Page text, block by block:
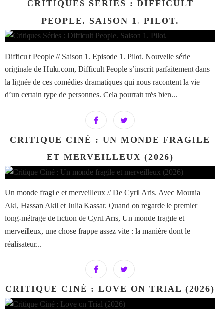
CRITIQUES SÉRIES : DIFFICULT
PEOPLE. SAISON 1. PILOT.
Difficult People // Saison 1. Episode 1. Pilot. Nouvelle série
originale de Hulu.com, Difficult People s’inscrit parfaitement dans
la lignée de ces comédies dramatiques qui nous racontent la vie
d’un certain type de personnes. Cela pourrait très bien...
CRITIQUE CINÉ : UN MONDE FRAGILE
ET MERVEILLEUX (2026)
Un monde fragile et merveilleux // De Cyril Aris. Avec Mounia
Akl, Hassan Akil et Julia Kassar. Quand on regarde le premier
long-métrage de fiction de Cyril Aris, Un monde fragile et
merveilleux, une chose frappe assez vite : la manière dont le
réalisateur...
CRITIQUE CINÉ : LOVE ON TRIAL (2026)